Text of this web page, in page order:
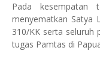
Pada kesempatan
menyematkan Satya
310/KK serta seluruh
tugas Pamtas di